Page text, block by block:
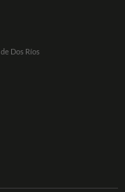
Dos Ríos